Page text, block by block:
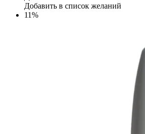
Добавить в список желаний
11%